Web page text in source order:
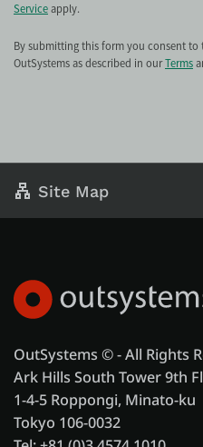
Serviceapply.
By submitting this form you consent
OutSystems as described in ourTerms
Site Map
OutSystems © - All Rights
Ark Hills South Tower 9th
1-4-5 Roppongi, Minato-ku
Tokyo 106-0032